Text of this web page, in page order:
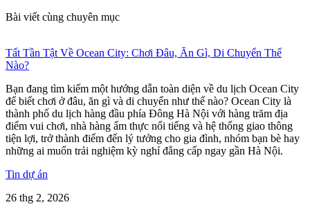
Bài viết cùng chuyên mục
Tất Tần Tật Về Ocean City: Chơi Đâu, Ăn Gì, Di Chuyển Thế
Nào?
Bạn đang tìm kiếm một hướng dẫn toàn diện về du lịch Ocean City
để biết chơi ở đâu, ăn gì và di chuyển như thế nào? Ocean City là
thành phố du lịch hàng đầu phía Đông Hà Nội với hàng trăm địa
điểm vui chơi, nhà hàng ẩm thực nổi tiếng và hệ thống giao thông
tiện lợi, trở thành điểm đến lý tưởng cho gia đình, nhóm bạn bè hay
những ai muốn trải nghiệm kỳ nghỉ đẳng cấp ngay gần Hà Nội.
Tin dự án
26 thg 2, 2026